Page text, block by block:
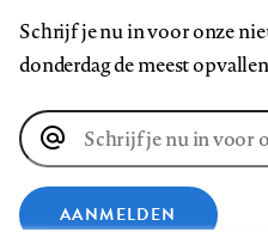
Schrijf je nu in voor onze
donderdag de meest
E-
mailadres
AANMELDEN